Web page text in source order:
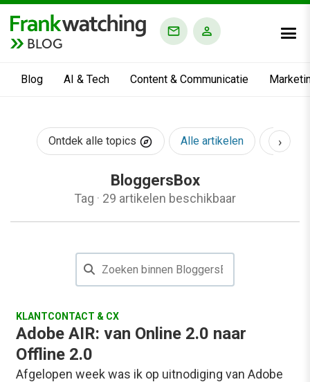
BLOG
Blog AI & Tech Content & Communicatie
Ontdek alle topics Alle artikelen AI &
›
BloggersBox
Tag · 29 artikelen beschikbaar
KLANTCONTACT & CX
Adobe AIR: van Online 2.0 naar
Offline 2.0
Afgelopen week was ik op uitnodiging van Adobe